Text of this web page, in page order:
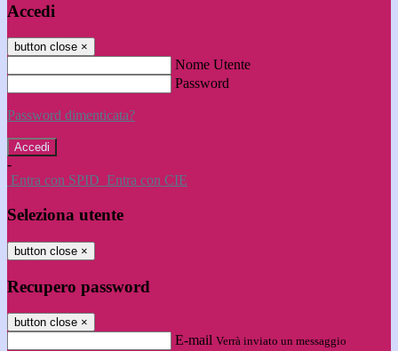
Accedi
button close ×
Nome Utente
Password
Password dimenticata?
-
Entra con SPID Entra con CIE
Seleziona utente
button close ×
Recupero password
button close ×
E-mail Verrà inviato un messaggio